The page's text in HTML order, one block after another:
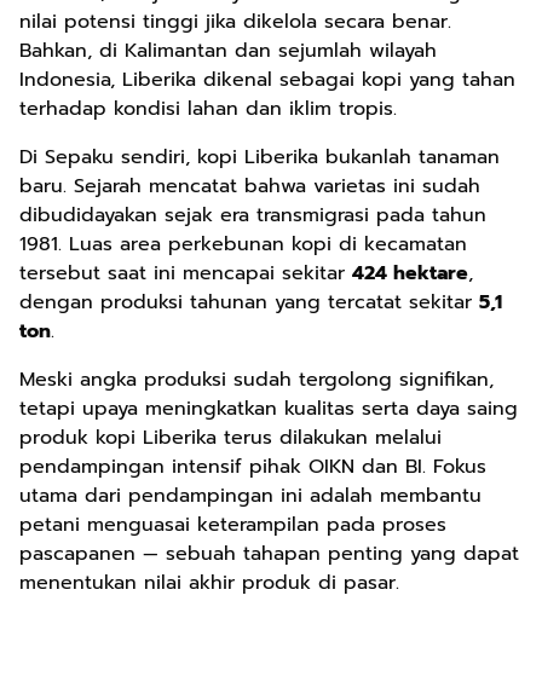
nilai potensi tinggi jika dikelola secara benar.
Bahkan, di Kalimantan dan sejumlah wilayah
Indonesia, Liberika dikenal sebagai kopi yang tahan
terhadap kondisi lahan dan iklim tropis.
Di Sepaku sendiri, kopi Liberika bukanlah tanaman
baru. Sejarah mencatat bahwa varietas ini sudah
dibudidayakan sejak era transmigrasi pada tahun
1981. Luas area perkebunan kopi di kecamatan
tersebut saat ini mencapai sekitar 424 hektare,
dengan produksi tahunan yang tercatat sekitar 5,1
ton.
Meski angka produksi sudah tergolong signifikan,
tetapi upaya meningkatkan kualitas serta daya saing
produk kopi Liberika terus dilakukan melalui
pendampingan intensif pihak OIKN dan BI. Fokus
utama dari pendampingan ini adalah membantu
petani menguasai keterampilan pada proses
pascapanen — sebuah tahapan penting yang dapat
menentukan nilai akhir produk di pasar.